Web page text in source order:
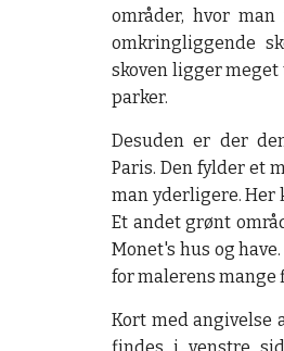
områder, hvor
omkringliggende
skoven ligger meget
parker.
Desuden er der
Paris. Den fylder et
man yderligere. Her
Et andet grønt
Monet's hus og
for malerens mange
Kort med angivelse